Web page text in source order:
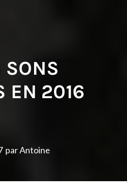
SONS
EN 2016
parAntoine